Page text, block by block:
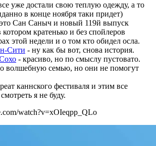
уже достали свою теплую одежду, а то
в конце ноября таки придет)
Сан Саныч и новый 119й выпуск
котором кратенько и без спойлеров
этой недели и о том кто обидел осла.
Сити - ну как бы вот, снова история.
- красиво, но по смыслу пустовато.
волшебную семью, но они не помогут
каннского фестиваля и этим все
я не буду.
watch?v=xOIeqpp_QLo